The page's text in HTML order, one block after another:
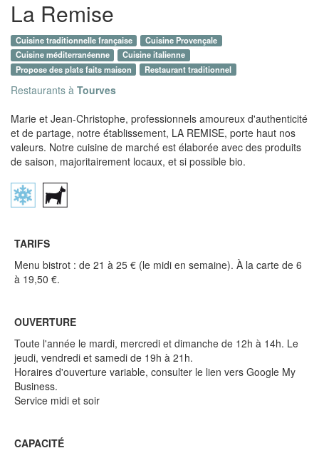
La Remise
Cuisine traditionnelle française
Cuisine Provençale
Cuisine méditerranéenne
Cuisine italienne
Propose des plats faits maison
Restaurant traditionnel
Restaurants à Tourves
Marie et Jean-Christophe, professionnels amoureux d'authenticité
et de partage, notre établissement, LA REMISE, porte haut nos
valeurs. Notre cuisine de marché est élaborée avec des produits
de saison, majoritairement locaux, et si possible bio.
TARIFS
Menu bistrot : de 21 à 25 € (le midi en semaine). À la carte de 6
à 19,50 €.
OUVERTURE
Toute l'année le mardi, mercredi et dimanche de 12h à 14h. Le
jeudi, vendredi et samedi de 19h à 21h.
Horaires d'ouverture variable, consulter le lien vers Google My
Business.
Service midi et soir
CAPACITÉ